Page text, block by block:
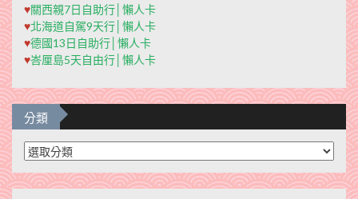
♥關西親7日自助行│懶人卡
♥北海道自駕9天行│懶人卡
♥德國13日自助行│懶人卡
♥峇厘島5天自由行│懶人卡
分類
分
類